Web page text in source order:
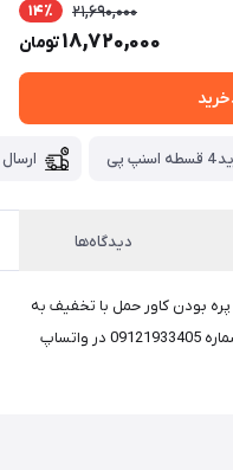
21,690,000 14٪
18,720,000تومان
اسنپ پی
دیدگاه‌ها
بودن کاور حمل با تخفیف به
فروش میرسد. برای دیدن فیلم محصول به شماره 09121933405 در واتساپ